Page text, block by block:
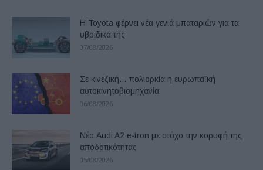
Η Toyota φέρνει νέα γενιά μπαταριών για τα
υβριδικά της
07/08/2026
Σε κινεζική… πολιορκία η ευρωπαϊκή
αυτοκινητοβιομηχανία
06/08/2026
Νέο Audi A2 e-tron με στόχο την κορυφή της
αποδοτικότητας
05/08/2026